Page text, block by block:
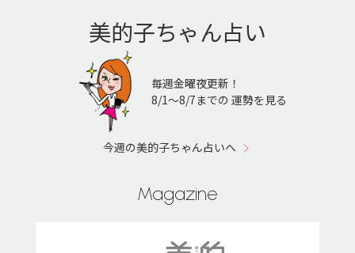
美的子ちゃん占い
毎週金曜夜更新！
8/1〜8/7までの 運勢を見る
今週の美的子ちゃん占いへ
Magazine